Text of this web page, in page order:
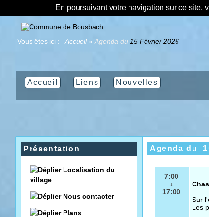
En poursuivant votre navigation sur ce site,
Vous êtes ici : Accueil » Agenda du 15 Février 2026
Accueil Liens Nouvelles
Présentation
Localisation du
village
Nous contacter
Plans
Agenda du
7:00
↓
17:00
Sur
Les